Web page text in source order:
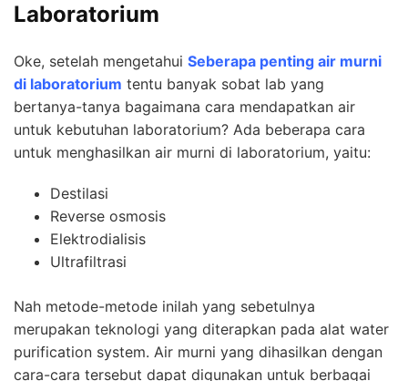
Laboratorium
Oke, setelah mengetahui Seberapa penting air murni
di laboratorium tentu banyak sobat lab yang
bertanya-tanya bagaimana cara mendapatkan air
untuk kebutuhan laboratorium? Ada beberapa cara
untuk menghasilkan air murni di laboratorium, yaitu:
Destilasi
Reverse osmosis
Elektrodialisis
Ultrafiltrasi
Nah metode-metode inilah yang sebetulnya
merupakan teknologi yang diterapkan pada alat water
purification system. Air murni yang dihasilkan dengan
cara-cara tersebut dapat digunakan untuk berbagai